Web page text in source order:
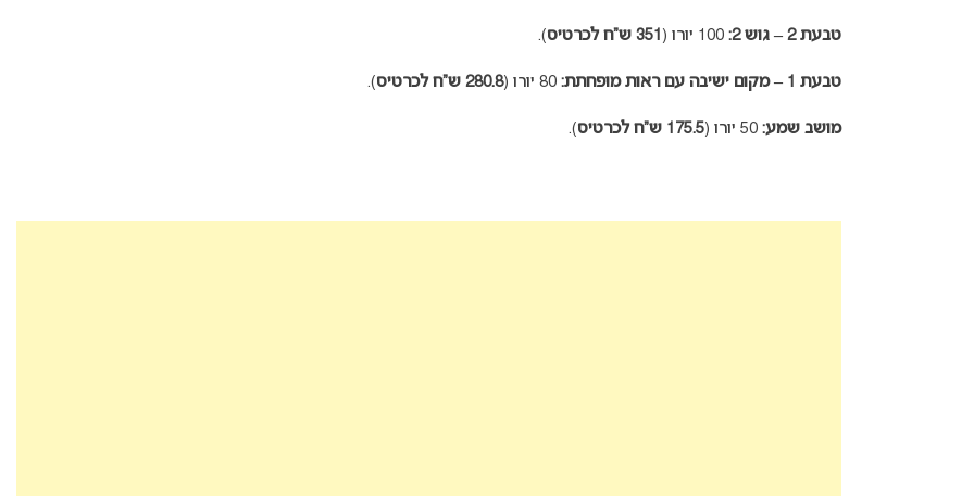
טבעת 2 – גוש 2: 351 ש”ח לכרטיס ).
טבעת 1 – מקום ישיבה עם ראות מופחתת: 280.8 ש”ח לכרטיס ).
מושב שמע: 175.5 ש”ח לכרטיס ).